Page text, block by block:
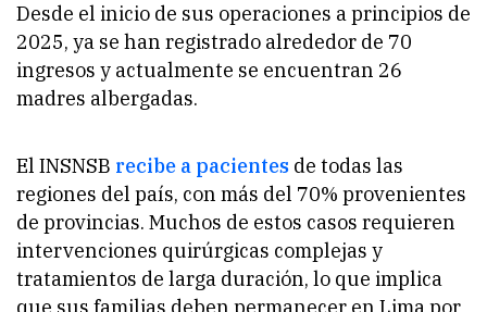
Desde el inicio de sus operaciones a principios de
2025, ya se han registrado alrededor de 70
ingresos y actualmente se encuentran 26
madres albergadas.
El INSNSB recibe a pacientes de todas las
regiones del país, con más del 70% provenientes
de provincias. Muchos de estos casos requieren
intervenciones quirúrgicas complejas y
tratamientos de larga duración, lo que implica